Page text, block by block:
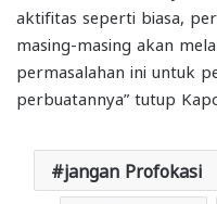
aktifitas seperti biasa,
masing-masing akan
permasalahan ini untuk
perbuatannya” tutup
jangan Profokasi